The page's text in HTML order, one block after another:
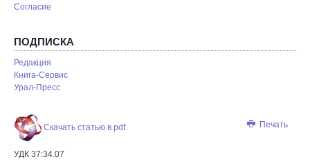
Согласие
ПОДПИСКА
Редакция
Книга-Сервис
Урал-Пресс
Печать
Скачать статью в pdf.
УДК 37:34.07